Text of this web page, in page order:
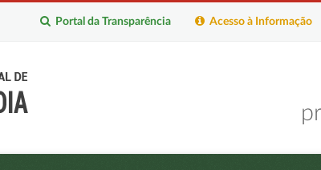
Acesso à Informação
Portal da Transparência